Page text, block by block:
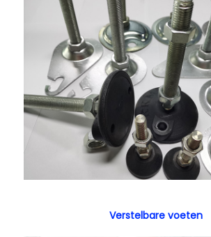
Verstelbare voeten